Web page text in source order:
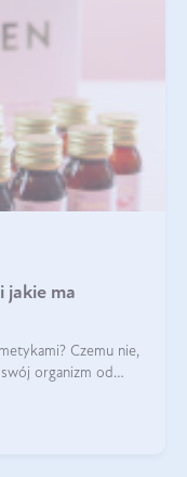
jakie ma
Czemu nie,
organizm od